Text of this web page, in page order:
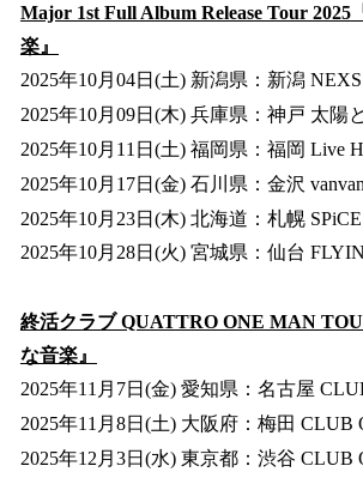
Major 1st Full Album Release Tour 2025
楽』
2025年10月04日(土) 新潟県：新潟 NEXS
2025年10月09日(木) 兵庫県：神戸 太陽
2025年10月11日(土) 福岡県：福岡 Live
2025年10月17日(金) 石川県：金沢
2025年10月23日(木) 北海道：札幌 SPiCE
2025年10月28日(火) 宮城県：仙台
終活クラブ QUATTRO ONE MAN
な音楽』
2025年11月7日(金) 愛知県：名古屋
2025年11月8日(土) 大阪府：梅田 CLUB
2025年12月3日(水) 東京都：渋谷 CLUB